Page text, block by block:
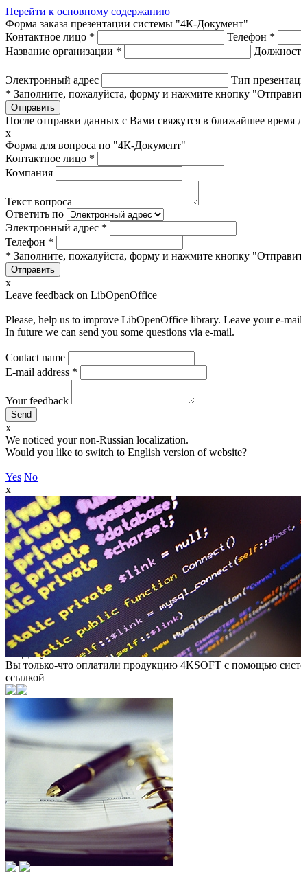
Перейти к основному содержанию
Форма заказа презентации системы "4К-Документ"
Контактное лицо * Телефон *
Название организации *
Электронный адрес Тип
* Заполните, пожалуйста, форму и нажмите кнопку
После отправки данных с Вами свяжутся в ближайшее время
x
Форма для вопроса по "4К-Документ"
Контактное лицо *
Компания
Текст вопроса
Ответить по
Электронный адрес *
Телефон *
* Заполните, пожалуйста, форму и нажмите кнопку
x
Leave feedback on LibOpenOffice
Please, help us to improve LibOpenOffice library. Leave your e-
In future we can send you some questions via e-mail.
Contact name
E-mail address *
Your feedback
x
We noticed your non-Russian localization.
Would you like to switch to English version of website?
Yes No
x
Продукты Для предприятий
4К-Документ
4К-Документ
Вы только-что оплатили продукцию 4KSOFT с помощью
ссылкой